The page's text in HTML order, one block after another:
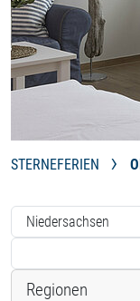
STERNEFERIEN
Regionen